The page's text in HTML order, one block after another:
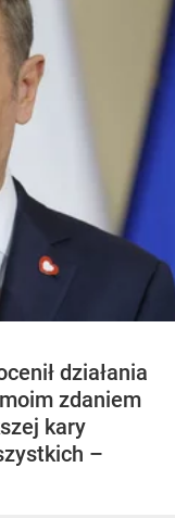
działania
zdaniem
kary
–